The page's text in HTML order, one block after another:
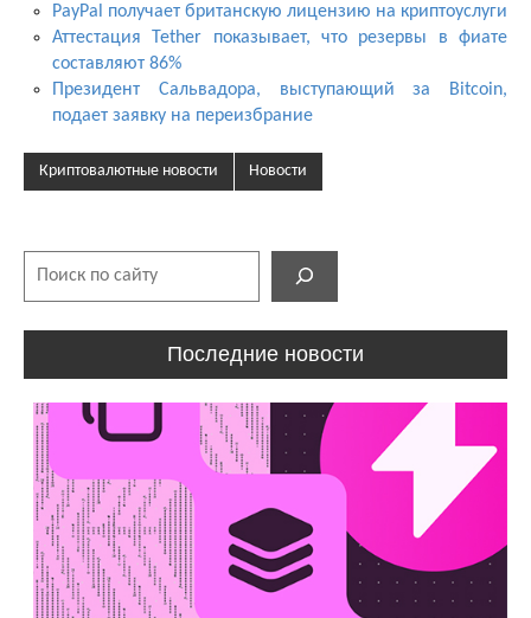
PayPal получает британскую лицензию на криптоуслуги
Аттестация Tether показывает, что резервы в фиате
составляют 86%
Президент Сальвадора, выступающий за Bitcoin,
подает заявку на переизбрание
Криптовалютные новости Новости
Последние новости